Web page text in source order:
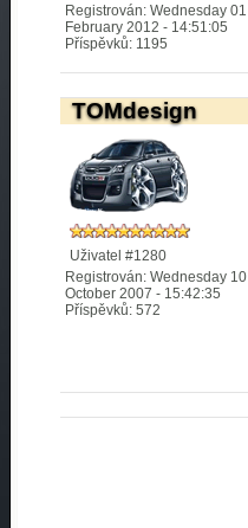
Registrován: Wednesday 01
February 2012 - 14:51:05
Příspěvků: 1195
TOMdesign
Uživatel #1280
Registrován: Wednesday 10
October 2007 - 15:42:35
Příspěvků: 572